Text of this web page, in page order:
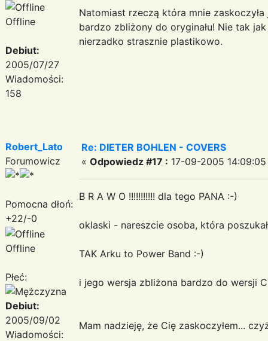
Offline
Debiut:
2005/07/27
Wiadomości:
158
Natomiast rzeczą która mnie
bardzo zbliżony do oryginału! Nie tak
nierzadko strasznie plastikowo.
Robert_Lato
Forumowicz
Pomocna dłoń:
+22/-0
Offline
Płeć:
Debiut:
2005/09/02
Wiadomości:
Re: DIETER BOHLEN - COVERS
« Odpowiedz #17 : 17-09-2005
B R A W O !!!!!!!!!!! dla tego PANA :-)
oklaski - nareszcie osoba, która
TAK Arku to Power Band :-)
i jego wersja zbliżona bardzo do wersji
Mam nadzieję, że Cię zaskoczyłem...